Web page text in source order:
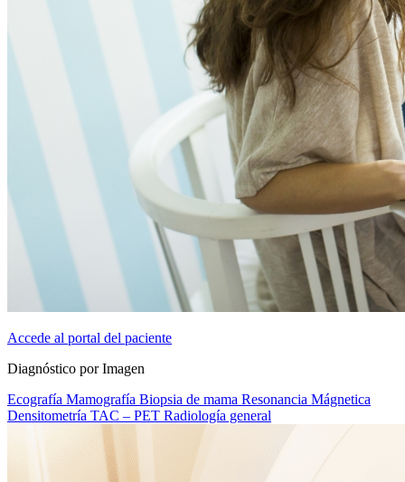
Accede al portal del paciente
Diagnóstico por Imagen
Ecografía Mamografía Biopsia de mama Resonancia Mágnetica
Densitometría TAC – PET Radiología general